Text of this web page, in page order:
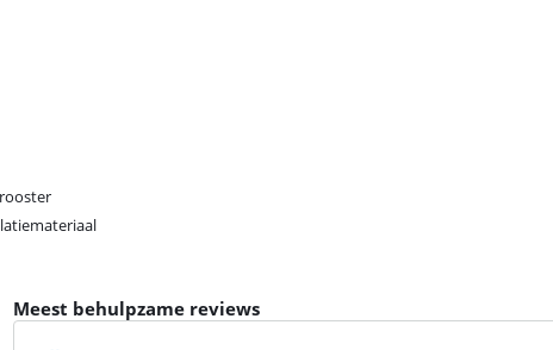
Meest behulpzame reviews